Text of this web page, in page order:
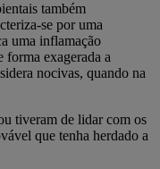
também
se por uma
uma inflamação
forma exagerada a
nocivas, quando na
tiveram de lidar com os
que tenha herdado a